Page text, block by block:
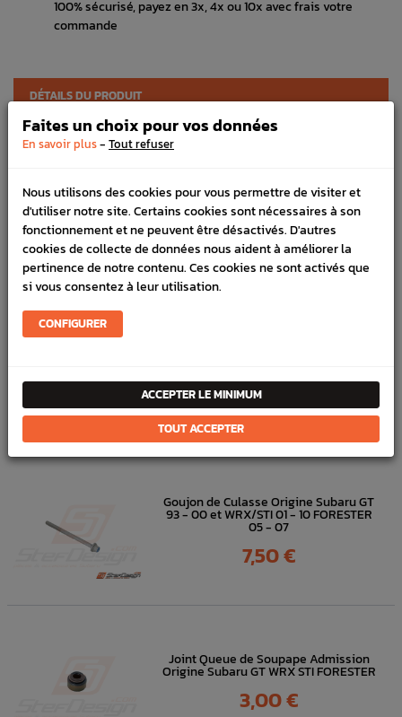
100% sécurisé, payez en 3x, 4x ou 10x avec frais votre
commande
DÉTAILS DU PRODUIT
LIVRAISON
Marque :HKS
Référence :1708
En stock : 3
FICHE TECHNIQUE
Dump valve
DANSLA MÊME
CATÉGORIE
Goujon de Culasse Origine Subaru GT
93 - 00 et WRX/STI 01 - 10 FORESTER
05 - 07
Prix
7,50 €
Joint Queue de Soupape Admission
Origine Subaru GT WRX STI FORESTER
Prix
3,00 €
Faites un choix pour vos données
En savoir plus- Tout refuser
Nous utilisons des cookies pour vous permettre de visiter et
d'utiliser notre site. Certains cookies sont nécessaires à son
fonctionnement et ne peuvent être désactivés. D'autres
cookies de collecte de données nous aident à améliorer la
pertinence de notre contenu. Ces cookies ne sont activés que
si vous consentez à leur utilisation.
CONFIGURER
ACCEPTER LE MINIMUM
TOUT ACCEPTER